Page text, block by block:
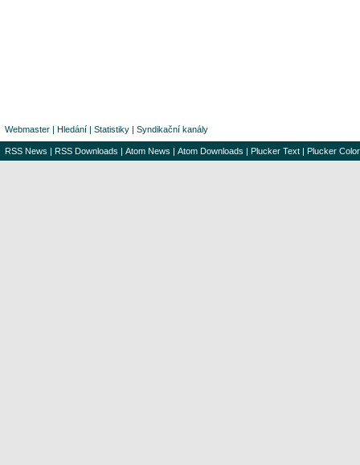
Webmaster | Hledání | Statistiky | Syndikační kanály
RSS News | RSS Downloads | Atom News | Atom Downloads | Plucker Text | Plucker Color